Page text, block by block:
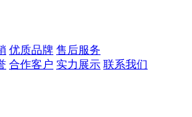
优质品牌 售后服务
合作客户 实力展示 联系我们